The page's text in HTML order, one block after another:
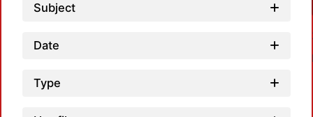
Subject
Date
Type